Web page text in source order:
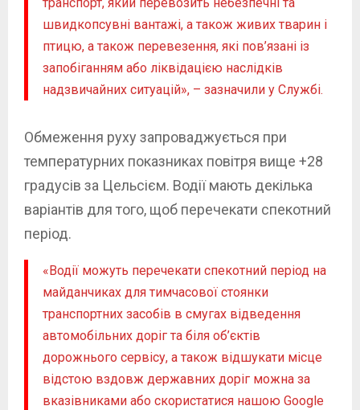
швидкопсувні вантажі, а також живих тварин і
птицю, а також перевезення, які пов’язані із
запобіганням або ліквідацією наслідків
надзвичайних ситуацій», – зазначили у Службі.
Обмеження руху запроваджується при
температурних показниках повітря вище +28
градусів за Цельсієм. Водії мають декілька
варіантів для того, щоб перечекати спекотний
період.
«Водії можуть перечекати спекотний період на
майданчиках для тимчасової стоянки
транспортних засобів в смугах відведення
автомобільних доріг та біля об’єктів
дорожнього сервісу, а також відшукати місце
відстою вздовж державних доріг можна за
вказівниками або скористатися нашою Google